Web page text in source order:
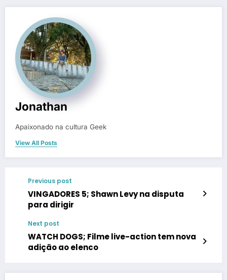
Jonathan
Apaixonado na cultura Geek
View All Posts
Previous post
VINGADORES 5; Shawn Levy na disputa
para dirigir
Next post
WATCH DOGS; Filme live-action tem nova
adição ao elenco